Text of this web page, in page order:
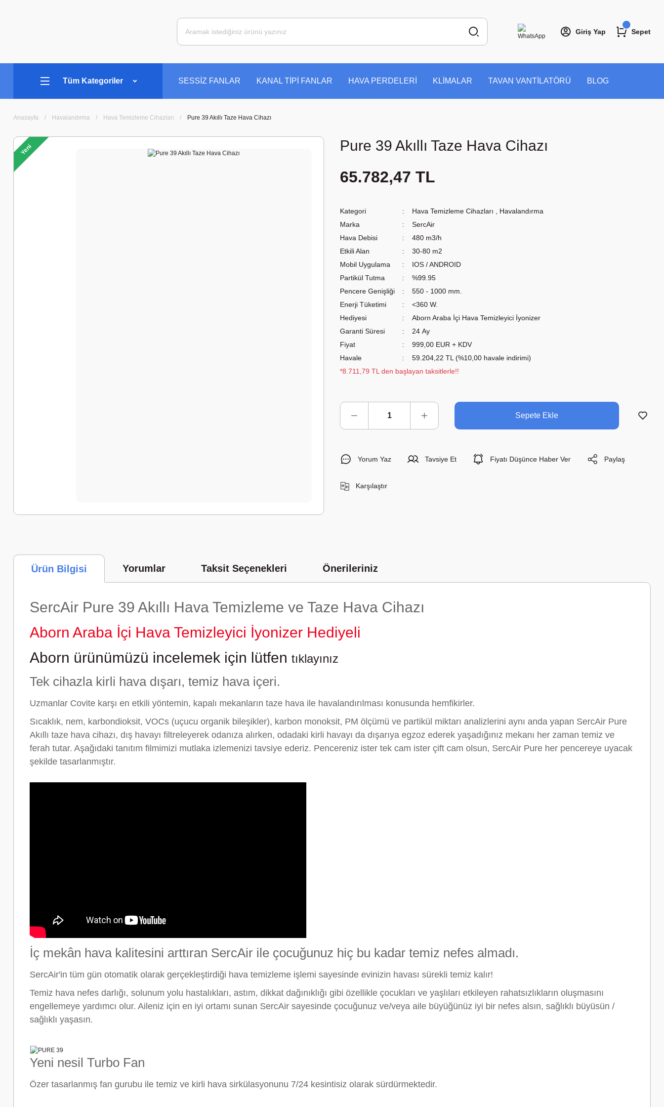
Giriş Yap Sepet
Tüm Kategoriler SESSİZ FANLAR KANAL TİPİ FANLAR HAVA PERDELERİ KLİMALAR TAVAN VANTİLATÖRÜ BLOG
Anasayfa Havalandırma Hava Temizleme Cihazları Pure 39 Akıllı Taze Hava Cihazı
Yeni
Hediyeli Pure 39 Akıllı Taze Hava Cihazı
65.782,47 TL
Kategori Hava Temizleme Cihazları
Havalandırma
Marka
SercAir
Hava Debisi
480 m3/h
Etkili Alan
30-80 m2
Mobil Uygulama
IOS / ANDROID
Partikül Tutma
%99.95
Pencere Genişliği
550 - 1000 mm.
Enerji Tüketimi
<360 W.
Hediyesi
Aborn Araba İçi Hava Temizleyici İyonizer
Garanti Süresi
24 Ay
Fiyat
999,00 EUR + KDV
Havale
59.204,22 TL (%10,00 havale indirimi)
*8.711,79 TL den başlayan taksitlerle!!
Sepete Ekle
Yorum Yaz Tavsiye Et Fiyatı Düşünce Haber Ver Paylaş
Karşılaştır
Ürün Bilgisi Yorumlar Taksit Seçenekleri Önerileriniz
SercAir Pure 39 Akıllı Hava Temizleme ve Taze Hava Cihazı
Aborn Araba İçi Hava Temizleyici İyonizer Hediyeli
Aborn ürünümüzü incelemek için lütfen tıklayınız
Tek cihazla kirli hava dışarı, temiz hava içeri.
Uzmanlar Covite karşı en etkili yöntemin, kapalı mekanların taze hava ile havalandırılması konusunda hemfikirler.
Sıcaklık, nem, karbondioksit, VOCs (uçucu organik bileşikler), karbon monoksit, PM ölçümü ve partikül miktarı analizlerini aynı anda yapan SercAir Pure
Akıllı taze hava cihazı, dış havayı filtreleyerek odanıza alırken, odadaki kirli havayı da dışarıya egzoz ederek yaşadığınız mekanı her zaman temiz ve
ferah tutar. Aşağıdaki tanıtım filmimizi mutlaka izlemenizi tavsiye ederiz. Pencereniz ister tek cam ister çift cam olsun, SercAir Pure her pencereye uyacak
şekilde tasarlanmıştır.
İç mekân hava kalitesini arttıran SercAir ile çocuğunuz hiç bu kadar temiz nefes almadı.
SercAir'in tüm gün otomatik olarak gerçekleştirdiği hava temizleme işlemi sayesinde evinizin havası sürekli temiz kalır!
Temiz hava nefes darlığı, solunum yolu hastalıkları, astım, dikkat dağınıklığı gibi özellikle çocukları ve yaşlıları etkileyen rahatsızlıkların oluşmasını
engellemeye yardımcı olur. Aileniz için en iyi ortamı sunan SercAir sayesinde çocuğunuz ve/veya aile büyüğünüz iyi bir nefes alsın, sağlıklı büyüsün /
sağlıklı yaşasın.
Yeni nesil Turbo Fan
Özer tasarlanmış fan gurubu ile temiz ve kirli hava sirkülasyonunu 7/24 kesintisiz olarak sürdürmektedir.